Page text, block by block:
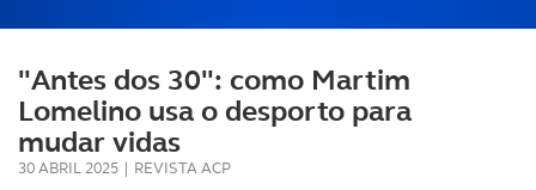
"Antes dos 30": como Martim
Lomelino usa o desporto para
mudar vidas
30 ABRIL 2025 | REVISTA ACP